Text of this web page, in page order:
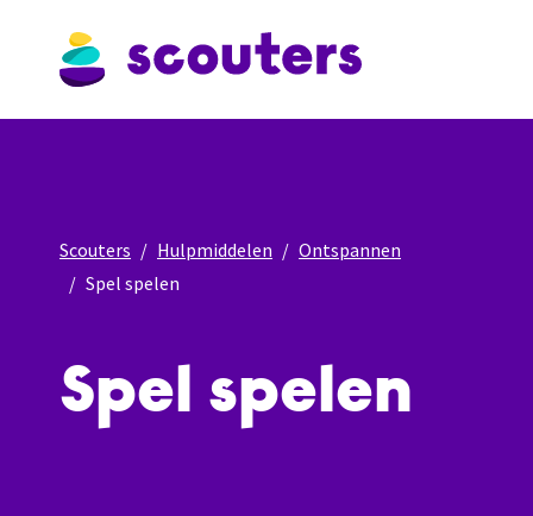
Scouters Hulpmiddelen
Ontspannen
Spel spelen
Spel spelen